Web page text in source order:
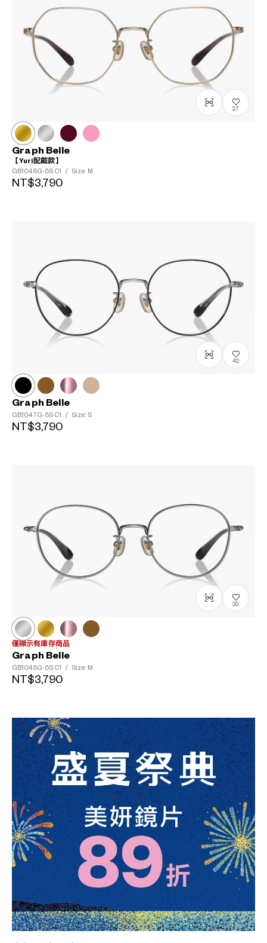
27
Graph Belle
【Yuri配戴款】
GB1048G-5S C1 / Size: M
NT$3,790
42
Graph Belle
GB1047G-5S C1 / Size: S
NT$3,790
20
僅顯示有庫存商品
Graph Belle
GB1045G-5S C1 / Size: M
NT$3,790